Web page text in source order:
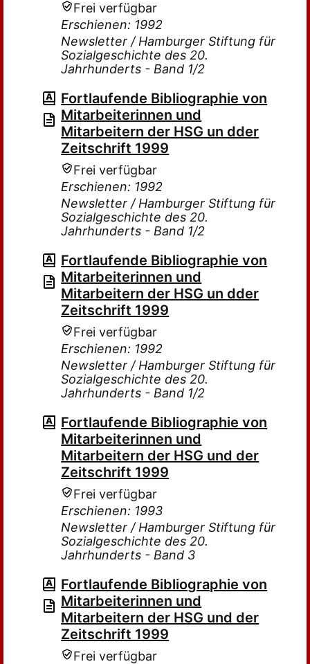
Frei verfügbar
Erschienen: 1992
Newsletter / Hamburger Stiftung für
Sozialgeschichte des 20.
Jahrhunderts - Band 1/2
Fortlaufende Bibliographie von
Mitarbeiterinnen und
Mitarbeitern der HSG un dder
Zeitschrift 1999
Frei verfügbar
Erschienen: 1992
Newsletter / Hamburger Stiftung für
Sozialgeschichte des 20.
Jahrhunderts - Band 1/2
Fortlaufende Bibliographie von
Mitarbeiterinnen und
Mitarbeitern der HSG un dder
Zeitschrift 1999
Frei verfügbar
Erschienen: 1992
Newsletter / Hamburger Stiftung für
Sozialgeschichte des 20.
Jahrhunderts - Band 1/2
Fortlaufende Bibliographie von
Mitarbeiterinnen und
Mitarbeitern der HSG und der
Zeitschrift 1999
Frei verfügbar
Erschienen: 1993
Newsletter / Hamburger Stiftung für
Sozialgeschichte des 20.
Jahrhunderts - Band 3
Fortlaufende Bibliographie von
Mitarbeiterinnen und
Mitarbeitern der HSG und der
Zeitschrift 1999
Frei verfügbar